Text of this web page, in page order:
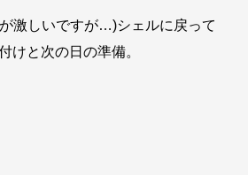
激しいですが…)シェルに戻って
けと次の日の準備。